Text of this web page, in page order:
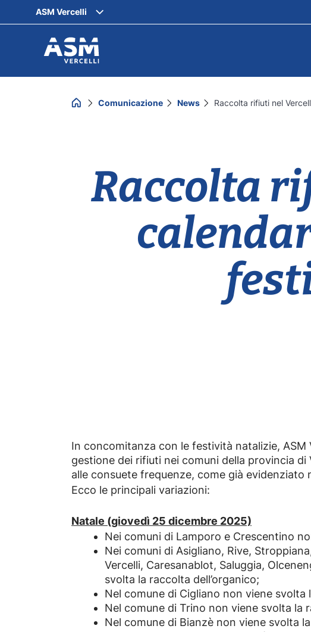
ASM Vercelli
Comunicazione News Raccolta rifiuti nel
Raccolta
In concomitanza con le festività natalizie,
gestione dei rifiuti nei comuni della provincia
alle consuete frequenze, come già
Ecco le principali variazioni:
Natale (giovedì 25 dicembre 2025)
Nei comuni di Lamporo e Crescentino
Nei comuni di Asigliano, Rive,
Vercelli, Caresanablot, Saluggia,
svolta la raccolta dell’organico;
Nel comune di Cigliano non viene
Nel comune di Trino non viene svolta la
Nel comune di Bianzè non viene svolta